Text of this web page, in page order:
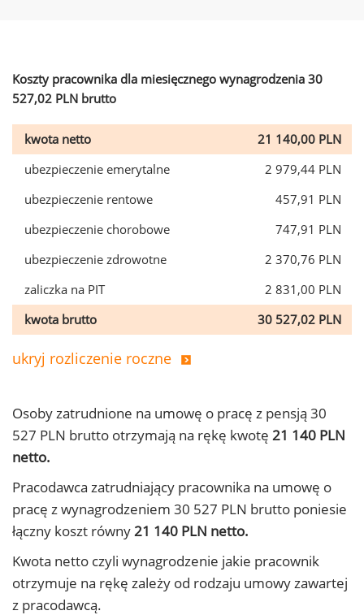
Koszty pracownika dla miesięcznego wynagrodzenia 30
527,02 PLN brutto
kwota netto
21 140,00 PLN
ubezpieczenie emerytalne
2 979,44 PLN
ubezpieczenie rentowe
457,91 PLN
ubezpieczenie chorobowe
747,91 PLN
ubezpieczenie zdrowotne
2 370,76 PLN
zaliczka na PIT
2 831,00 PLN
kwota brutto
30 527,02 PLN
ukryj rozliczenie roczne
Osoby zatrudnione na umowę o pracę z pensją 30
527 PLN brutto otrzymają na rękę kwotę 21 140 PLN
netto.
Pracodawca zatrudniający pracownika na umowę o
pracę z wynagrodzeniem 30 527 PLN brutto poniesie
łączny koszt równy21 140 PLN netto.
Kwota netto czyli wynagrodzenie jakie pracownik
otrzymuje na rękę zależy od rodzaju umowy zawartej
z pracodawcą.